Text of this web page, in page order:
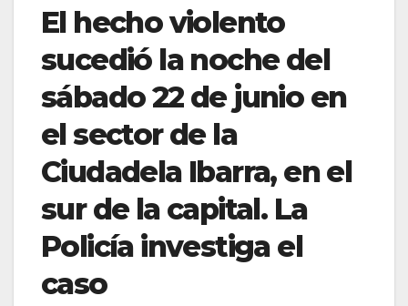
El hecho violento
sucedió la noche del
sábado 22 de junio en
el sector de la
Ciudadela Ibarra, en el
sur de la capital. La
Policía investiga el
caso